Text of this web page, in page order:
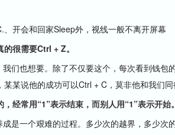
开会和回家Sleep外，视线一般不离开屏幕
很需要Ctrl + Z。
也想要。除了不仅要这个，每次看到钱包
某某说他的成功可以Ctrl + C，莫非他和我们同
，经常用“1”表示结束，而别人用“1”表示开始。
一个艰难的过程。多少次的越界，多少次